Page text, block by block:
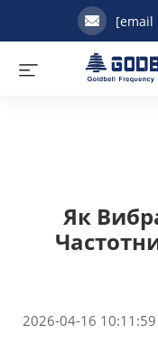
[email
Як
2026-04-16 10:11:59